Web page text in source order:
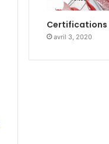
avril 3, 2020